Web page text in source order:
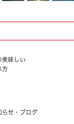
美味しい
方
らせ・ブログ